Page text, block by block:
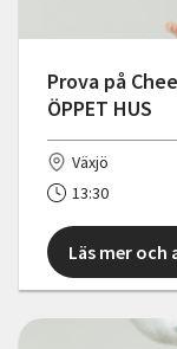
Prova på
ÖPPET HUS
Växjö
13:30
Läs mer och